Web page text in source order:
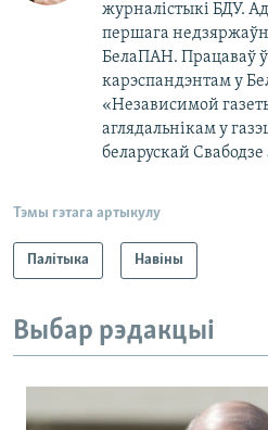
журналістыкі БДУ.
першага
БелаПАН. Працаваў ў
карэспандэнтам у
«Независимой
аглядальнікам у
беларускай Свабодзе
Тэмы гэтага артыкулу
Палітыка Навіны
Выбар рэдакцыі